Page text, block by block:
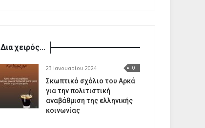
Δια χειρός...
23 Ιανουαρίου 2024 0
Σκωπτικό σχόλιο του Αρκά
για την πολιτιστική
αναβάθμιση της ελληνικής
κοινωνίας